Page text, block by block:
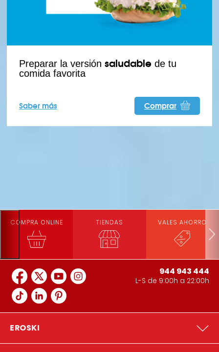
Preparar la versión saludable de tu
comida favorita
Saber más Comprar
COMPRA ONLINE TIENDAS VALES AHORRO
944 943 444
L-S de 9:00h a 22:00h
EROSKI